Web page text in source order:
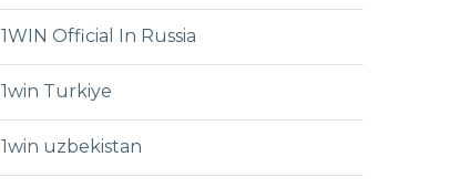
1WIN Official In Russia
1win Turkiye
1win uzbekistan